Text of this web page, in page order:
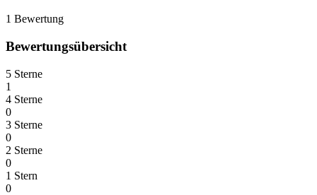
1 Bewertung
Bewertungsübersicht
5 Sterne
1
4 Sterne
0
3 Sterne
0
2 Sterne
0
1 Stern
0